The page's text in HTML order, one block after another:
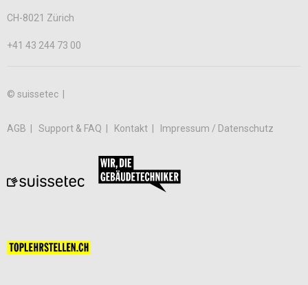
CH-8021 Zürich
+41 43 244 73 00
© suissetec |
AGB Support & FAQ Kontakt Impressum / Datenschutz